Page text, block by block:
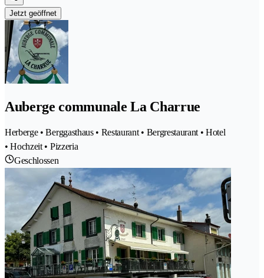
Jetzt geöffnet
Auberge communale La Charrue
Herberge • Berggasthaus • Restaurant • Bergrestaurant • Hotel
• Hochzeit • Pizzeria
Geschlossen